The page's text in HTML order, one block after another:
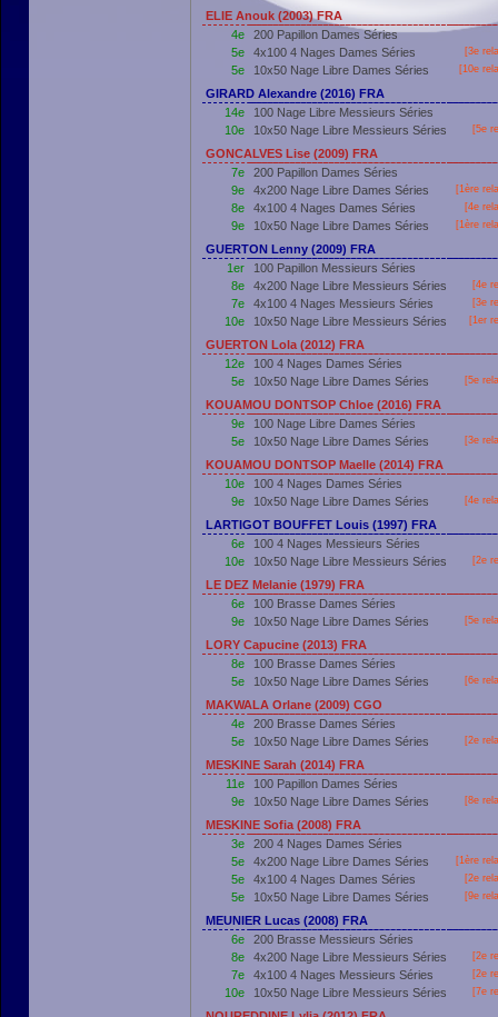
ELIE Anouk (2003) FRA
4e
200 Papillon Dames Séries
5e
4x100 4 Nages Dames Séries [3e
5e 10x50 Nage Libre Dames Séries [10e
GIRARD Alexandre (2016) FRA
14e
100 Nage Libre Messieurs Séries
10e
10x50 Nage Libre Messieurs Séries [5e
GONCALVES Lise (2009) FRA
7e
200 Papillon Dames Séries
9e
4x200 Nage Libre Dames Séries [1ère
8e 4x100 4 Nages Dames Séries [4e
9e 10x50 Nage Libre Dames Séries [1ère
GUERTON Lenny (2009) FRA
1er
100 Papillon Messieurs Séries
8e
4x200 Nage Libre Messieurs Séries [4e
7e 4x100 4 Nages Messieurs Séries [3e
10e 10x50 Nage Libre Messieurs Séries [1er
GUERTON Lola (2012) FRA
12e
100 4 Nages Dames Séries
5e
10x50 Nage Libre Dames Séries [5e
KOUAMOU DONTSOP Chloe (2016) FRA
9e
100 Nage Libre Dames Séries
5e
10x50 Nage Libre Dames Séries [3e
KOUAMOU DONTSOP Maelle (2014) FRA
10e
100 4 Nages Dames Séries
9e
10x50 Nage Libre Dames Séries [4e
LARTIGOT BOUFFET Louis (1997) FRA
6e
100 4 Nages Messieurs Séries
10e
10x50 Nage Libre Messieurs Séries [2e
LE DEZ Melanie (1979) FRA
6e
100 Brasse Dames Séries
9e
10x50 Nage Libre Dames Séries [5e
LORY Capucine (2013) FRA
8e
100 Brasse Dames Séries
5e
10x50 Nage Libre Dames Séries [6e
MAKWALA Orlane (2009) CGO
4e
200 Brasse Dames Séries
5e
10x50 Nage Libre Dames Séries [2e
MESKINE Sarah (2014) FRA
11e
100 Papillon Dames Séries
9e
10x50 Nage Libre Dames Séries [8e
MESKINE Sofia (2008) FRA
3e
200 4 Nages Dames Séries
5e
4x200 Nage Libre Dames Séries [1ère
5e 4x100 4 Nages Dames Séries [2e
5e 10x50 Nage Libre Dames Séries [9e
MEUNIER Lucas (2008) FRA
6e
200 Brasse Messieurs Séries
8e
4x200 Nage Libre Messieurs Séries [2e
7e 4x100 4 Nages Messieurs Séries [2e
10e 10x50 Nage Libre Messieurs Séries [7e